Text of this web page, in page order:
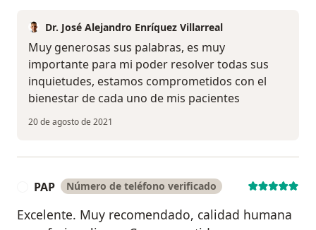
Dr. José Alejandro Enríquez Villarreal
Muy generosas sus palabras, es muy
importante para mi poder resolver todas sus
inquietudes, estamos comprometidos con el
bienestar de cada uno de mis pacientes
20 de agosto de 2021
PAP Número de teléfono verificado
Excelente. Muy recomendado, calidad humana